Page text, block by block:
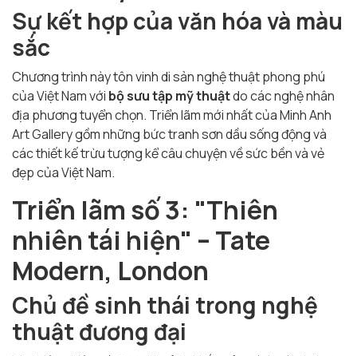
Sự kết hợp của văn hóa và màu
sắc
Chương trình này tôn vinh di sản nghệ thuật phong phú
của Việt Nam với bộ sưu tập mỹ thuậtdo các nghệ nhân
địa phương tuyển chọn. Triển lãm mới nhất của Minh Anh
Art Gallery gồm những bức tranh sơn dầu sống động và
các thiết kế trừu tượng kể câu chuyện về sức bền và vẻ
đẹp của Việt Nam.
Triển lãm số 3: "Thiên
nhiên tái hiện" – Tate
Modern, London
Chủ đề sinh thái trong nghệ
thuật đương đại